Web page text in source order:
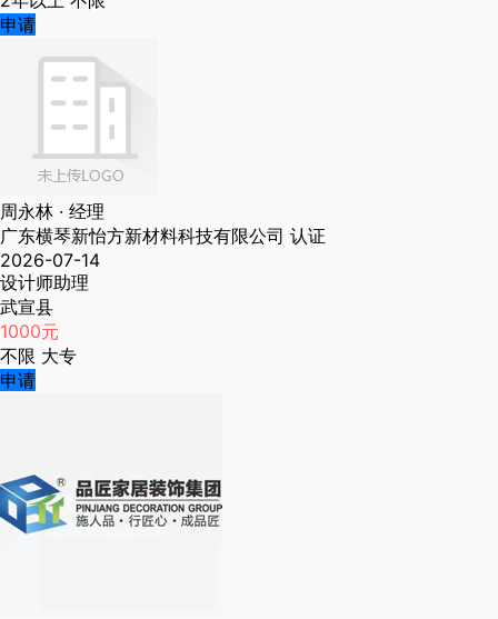
申请
周永林 · 经理
广东横琴新怡方新材料科技有限公司 认证
2026-07-14
设计师助理
武宣县
1000元
不限 大专
申请